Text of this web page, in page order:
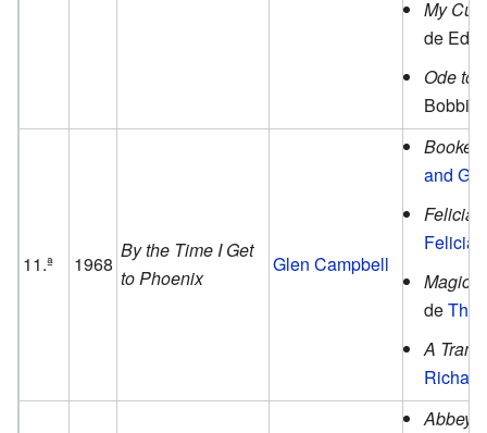
My
de Ed
Ode to
Bobbie
11.ª 1968
By the Time I Get
to Phoenix
Glen Campbell
and
deThe
A
Abbey